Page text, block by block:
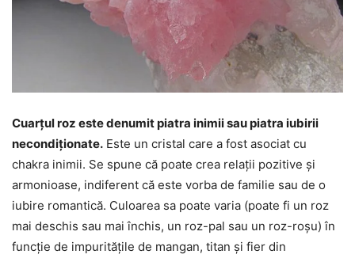
Cuarțul roz este denumit piatra inimii sau piatra iubirii
necondiționate. Este un cristal care a fost asociat cu
chakra inimii. Se spune că poate crea relații pozitive și
armonioase, indiferent că este vorba de familie sau de o
iubire romantică. Culoarea sa poate varia (poate fi un roz
mai deschis sau mai închis, un roz-pal sau un roz-roșu) în
funcție de impuritățile de mangan, titan și fier din